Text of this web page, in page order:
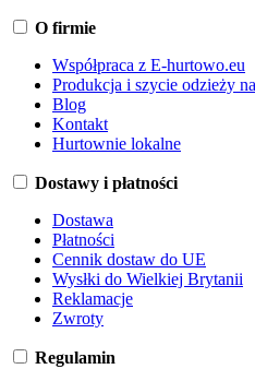
O firmie
Współpraca z E-hurtowo.eu
Produkcja i szycie odzieży
Blog
Kontakt
Hurtownie lokalne
Dostawy i płatności
Dostawa
Płatności
Cennik dostaw do UE
Wysłki do Wielkiej Brytanii
Reklamacje
Zwroty
Regulamin